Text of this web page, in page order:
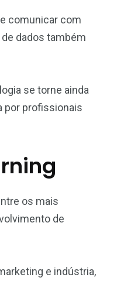
comunicar com
dados também
se torne ainda
por profissionais
os mais
de
e indústria,